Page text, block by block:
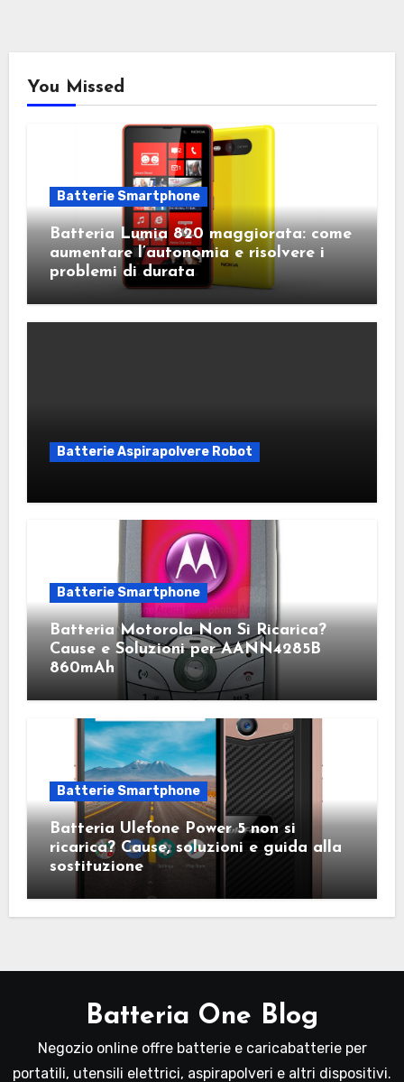
You Missed
Batterie Smartphone
Batteria Lumia 820 maggiorata: come
aumentare l’autonomia e risolvere i
problemi di durata
Batterie Aspirapolvere Robot
Batterie Smartphone
Batteria Motorola Non Si Ricarica?
Cause e Soluzioni per AANN4285B
860mAh
Batterie Smartphone
Batteria Ulefone Power 5 non si
ricarica? Cause, soluzioni e guida alla
sostituzione
Batteria One Blog
Negozio online offre batterie e caricabatterie per
portatili, utensili elettrici, aspirapolveri e altri dispositivi.